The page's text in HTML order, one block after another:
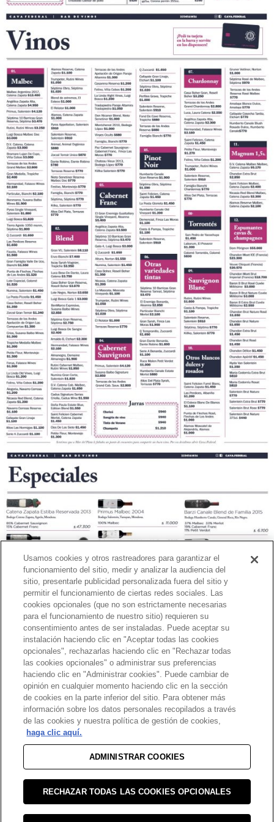
Usamos cookies y otros rastreadores para garantizar el
funcionamiento del sitio, medir y analizar la audiencia del
sitio, presentarle publicidad personalizada fuera del sitio y
permitir el funcionamiento de ciertas redes sociales. Las
cookies opcionales (que no son estrictamente necesarias
para el funcionamiento de nuestro sitio) requieren su
consentimiento antes de ser instaladas. Puede aceptar su
instalación haciendo clic en "Aceptar todas las cookies
opcionales", rechazarlas haciendo clic en "Rechazar todas
las cookies opcionales" o administrar sus preferencias
haciendo clic en "Administrar cookies". Puede cambiar de
opinión en cualquier momento haciendo clic en la sección
de cookies en la parte inferior del sitio. Para obtener más
información sobre los datos personales recopilados a través
de las cookies y nuestra política de gestión de cookies,
haga clic aquí.
ADMINISTRAR COOKIES
RECHAZAR TODAS LAS COOKIES OPCIONALES